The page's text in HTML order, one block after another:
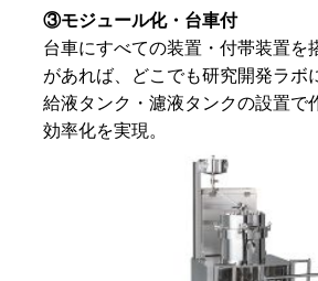
③モジュール化・台車付
台車にすべての装置・付帯装置を
があれば、どこでも研究開発ラボ
給液タンク・濾液タンクの設置で
効率化を実現。